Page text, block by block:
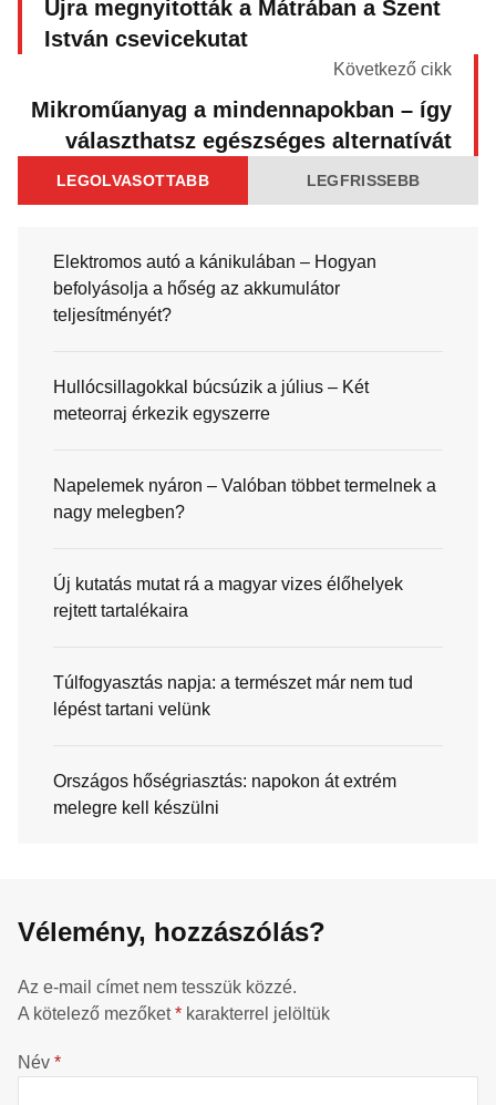
Újra megnyitották a Mátrában a Szent
István csevicekutat
Következő cikk
Mikroműanyag a mindennapokban – így
választhatsz egészséges alternatívát
LEGOLVASOTTABB LEGFRISSEBB
Elektromos autó a kánikulában – Hogyan
befolyásolja a hőség az akkumulátor
teljesítményét?
Hullócsillagokkal búcsúzik a július – Két
meteorraj érkezik egyszerre
Napelemek nyáron – Valóban többet termelnek a
nagy melegben?
Új kutatás mutat rá a magyar vizes élőhelyek
rejtett tartalékaira
Túlfogyasztás napja: a természet már nem tud
lépést tartani velünk
Országos hőségriasztás: napokon át extrém
melegre kell készülni
Vélemény, hozzászólás?
Az e-mail címet nem tesszük közzé.
A kötelező mezőket* karakterrel jelöltük
Név *